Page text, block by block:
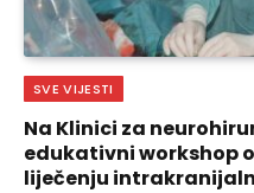
SVE VIJESTI
Na Klinici za
edukativni workshop
liječenju